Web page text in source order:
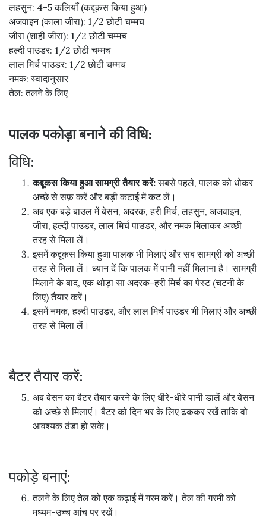
लहसुन: 4-5 कलियाँ (कद्दूकस किया हुआ)
अजवाइन (काला जीरा): 1/2 छोटी चम्मच
जीरा (शाही जीरा): 1/2 छोटी चम्मच
हल्दी पाउडर: 1/2 छोटी चम्मच
लाल मिर्च पाउडर: 1/2 छोटी चम्मच
नमक: स्वादानुसार
तेल: तलने के लिए
पालक पकोड़ा बनाने की विधि:
विधि:
कद्दूकस किया हुआ सामग्री तैयार करें:सबसे पहले, पालक को धोकर
अच्छे से सफ़ करें और बड़ी कटाई में कट लें।
अब एक बड़े बाउल में बेसन, अदरक, हरी मिर्च, लहसुन, अजवाइन,
जीरा, हल्दी पाउडर, लाल मिर्च पाउडर, और नमक मिलाकर अच्छी
तरह से मिला लें।
इसमें कद्दूकस किया हुआ पालक भी मिलाएं और सब सामग्री को अच्छी
तरह से मिला लें। ध्यान दें कि पालक में पानी नहीं मिलाना है। सामग्री
मिलाने के बाद, एक थोड़ा सा अदरक-हरी मिर्च का पेस्ट (चटनी के
लिए) तैयार करें।
इसमें नमक, हल्दी पाउडर, और लाल मिर्च पाउडर भी मिलाएं और अच्छी
तरह से मिला लें।
बैटर तैयार करें:
अब बेसन का बैटर तैयार करने के लिए धीरे-धीरे पानी डालें और बेसन
को अच्छे से मिलाएं। बैटर को दिन भर के लिए ढककर रखें ताकि वो
आवश्यक ठंडा हो सके।
पकोड़े बनाएं:
तलने के लिए तेल को एक कढ़ाई में गरम करें। तेल की गरमी को
मध्यम-उच्च आंच पर रखें।